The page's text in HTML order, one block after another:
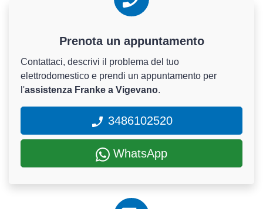
Prenota un appuntamento
Contattaci, descrivi il problema del tuo
elettrodomestico e prendi un appuntamento per
l'assistenza Franke a Vigevano.
3486102520
WhatsApp